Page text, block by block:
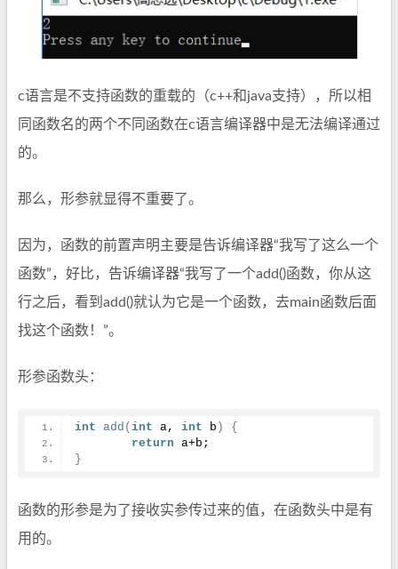
c语言是不支持函数的重载的（c++和java支持），所以相
同函数名的两个不同函数在c语言编译器中是无法编译通过
的。
那么，形参就显得不重要了。
因为，函数的前置声明主要是告诉编译器“我写了这么一个
函数”，好比，告诉编译器“我写了一个add()函数，你从这
行之后，看到add()就认为它是一个函数，去main函数后面
找这个函数！”。
形参函数头：
int add ( int a, int b )
{
return a+b;
}
函数的形参是为了接收实参传过来的值，在函数头中是有
用的。